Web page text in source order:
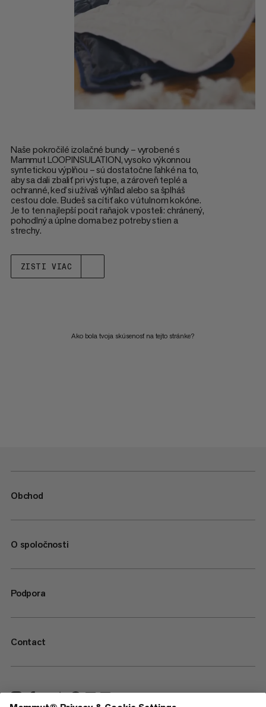
Naše pokročilé izolačné bundy – vyrobené s
Mammut LOOPINSULATION, vysoko výkonnou
syntetickou výplňou – sú dostatočne ľahké na to,
aby sa dali zbaliť pri výstupe, a zároveň teplé a
ochranné, keď si užívaš výhľad alebo sa šplháš
cestou dole. Budeš sa cítiť ako v útulnom kokóne.
Je to ten najlepší pocit raňajok v posteli: chránený,
pohodlný a úplne doma bez potreby stien a
strechy.
ZISTI VIAC
Ako bola tvoja skúsenosť na tejto stránke?
Obchod
O spoločnosti
Podpora
Contact